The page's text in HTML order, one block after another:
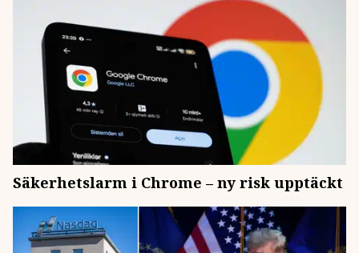
Säkerhetslarm i Chrome – ny risk upptäckt